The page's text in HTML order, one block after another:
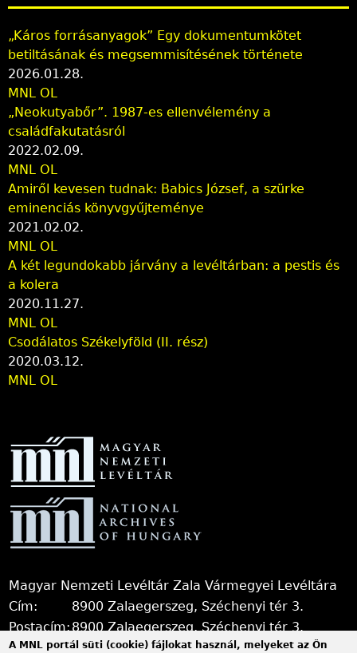
n
„Káros forrásanyagok” Egy dokumentumkötet
betiltásának és megsemmisítésének története
2026.01.28.
MNL OL
„Neokutyabőr”. 1987-es ellenvélemény a
családfakutatásról
2022.02.09.
MNL OL
Amiről kevesen tudnak: Babics József, a szürke
eminenciás könyvgyűjteménye
2021.02.02.
MNL OL
A két legundokabb járvány a levéltárban: a pestis és
a kolera
2020.11.27.
MNL OL
Csodálatos Székelyföld (II. rész)
2020.03.12.
MNL OL
Magyar Nemzeti Levéltár Zala Vármegyei Levéltára
Cím:
8900 Zalaegerszeg, Széchenyi tér 3.
Postacím: 8900 Zalaegerszeg, Széchenyi tér 3.
+36 92 510 030, +36 92 598 956, +36 92
A MNL portál süti (cookie) fájlokat használ, melyeket az Ön